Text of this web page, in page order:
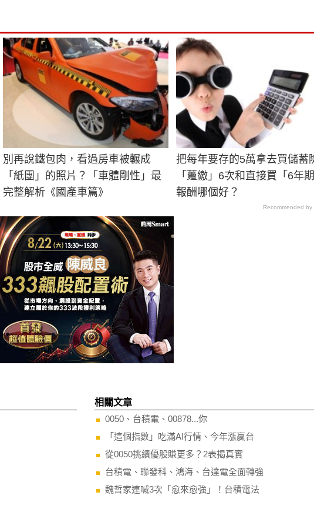
別再說鐵包肉，看過房車被輾成
「紙團」的照片？「車體剛性」最
完整解析《國產車篇》
把每年要存的5萬拿去買儲蓄
「躉繳」6次和直接買「6年
報酬哪個好？
Recommended by
相關文章
0050、台積電、00878...你
「這個指數」吃滿AI行情、今年漲贏台
從0050挑績優股賺更多？2表揭真實
台積電、聯發科、鴻海、台達電全面轉強
魏哲家連喊3次「愈來愈強」！台積電法